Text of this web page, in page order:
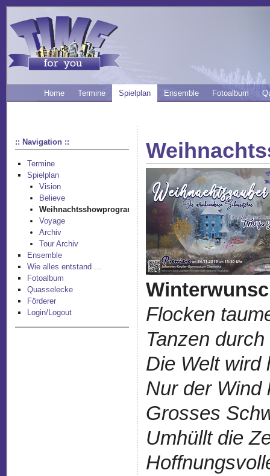
Home Termine Spielplan Ensemble Fotoalbum
:: Navigation ::
Termine
Spielplan
Vision
Believe
Weihnachtsshowprogramm
Voyage
Archiv
Tour Archiv
Ensemble
Wie alles entstand ...
Fotoalbum
Quasselecke
Förderer
Login/Logout
Flocken
Tanzen
Die Welt wird
Nur der Wind
Grosses
Umhüllt die